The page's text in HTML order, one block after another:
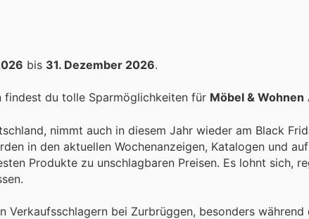
bis 31. Dezember 2026.
du tolle Sparmöglichkeiten für Möbel & Wohnen
nimmt auch in diesem Jahr wieder am Black
in den aktuellen Wochenanzeigen, Katalogen und
Produkte zu unschlagbaren Preisen. Es lohnt sich,
bei Zurbrüggen, besonders während